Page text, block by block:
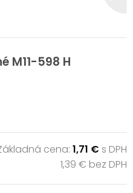
M11-598 H
cena: 1,71 € s DPH
1,39 € bez DPH